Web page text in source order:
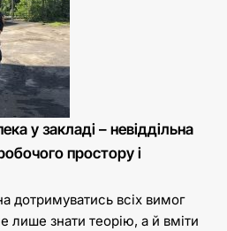
у закладі – невіддільна
простору і
дотримуватись всіх вимог
лише знати теорію, а й вміти